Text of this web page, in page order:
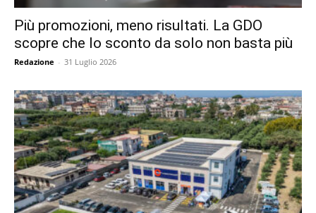
Più promozioni, meno risultati. La GDO
scopre che lo sconto da solo non basta più
Redazione - 31 Luglio 2026